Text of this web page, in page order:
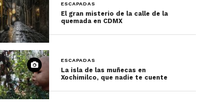
culturas de la región.
El Barrio de la Merced
Las chicas que trabajan ahí presentan una ofrenda
sobre la Avenida de San Pablo. La ofrenda es
dedicada a las compañeras que fallecieron durante
el año. Se pueden ver retratos de mujeres y
ESCAPADAS
El gran misterio de la calle de la
quemada en CDMX
ESCAPADAS
La isla de las muñecas en
Xochimilco, que nadie te cuente